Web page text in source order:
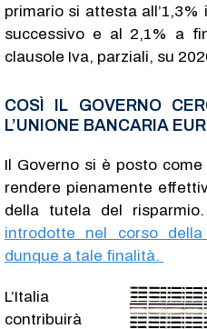
primario si attesta all’1,3%
successivo e al 2,1% a
clausole Iva, parziali, su
COSÌ IL GOVERNO
L’UNIONE BANCARIA
Il Governo si è posto
rendere pienamente
della tutela del risparmio.
introdotte nel corso
dunque a tale finalità.
L’Italia
contribuirà